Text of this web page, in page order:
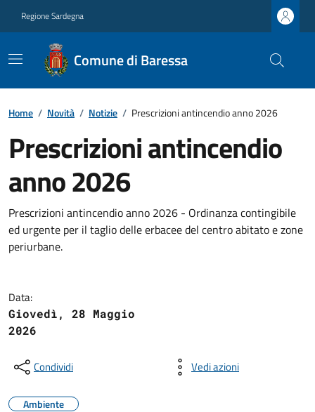
Regione Sardegna
Comune di Baressa
Home / Novità / Notizie / Prescrizioni antincendio anno 2026
Prescrizioni antincendio
anno 2026
Prescrizioni antincendio anno 2026 - Ordinanza contingibile
ed urgente per il taglio delle erbacee del centro abitato e zone
periurbane.
Data:
Giovedì, 28 Maggio
2026
Condividi Vedi azioni
Ambiente